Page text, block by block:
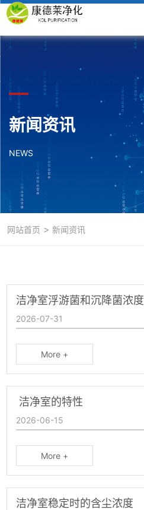
新闻资讯
NEWS
网站首页 > 新闻资讯
洁净室浮游菌和沉降菌浓度
2026-07-31
More +
洁净室的特性
2026-06-15
More +
洁净室稳定时的含尘浓度